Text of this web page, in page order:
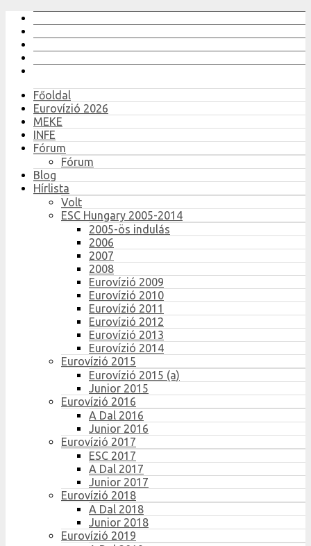
Főoldal
Eurovízió 2026
MEKE
INFE
Fórum
Fórum
Blog
Hírlista
Volt
ESC Hungary 2005-2014
2005-ös indulás
2006
2007
2008
Eurovízió 2009
Eurovízió 2010
Eurovízió 2011
Eurovízió 2012
Eurovízió 2013
Eurovízió 2014
Eurovízió 2015
Eurovízió 2015 (a)
Junior 2015
Eurovízió 2016
A Dal 2016
Junior 2016
Eurovízió 2017
ESC 2017
A Dal 2017
Junior 2017
Eurovízió 2018
A Dal 2018
Junior 2018
Eurovízió 2019